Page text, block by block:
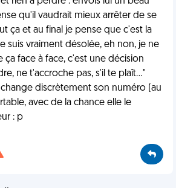
qu'il vaudrait mieux arrêter de se
ça et au final je pense que c'est la
suis vraiment désolée, eh non, je ne
ça face à face, c'est une décision
ne t'accroche pas, s'il te plaît..."
discrètement son numéro (au
avec de la chance elle le
: p